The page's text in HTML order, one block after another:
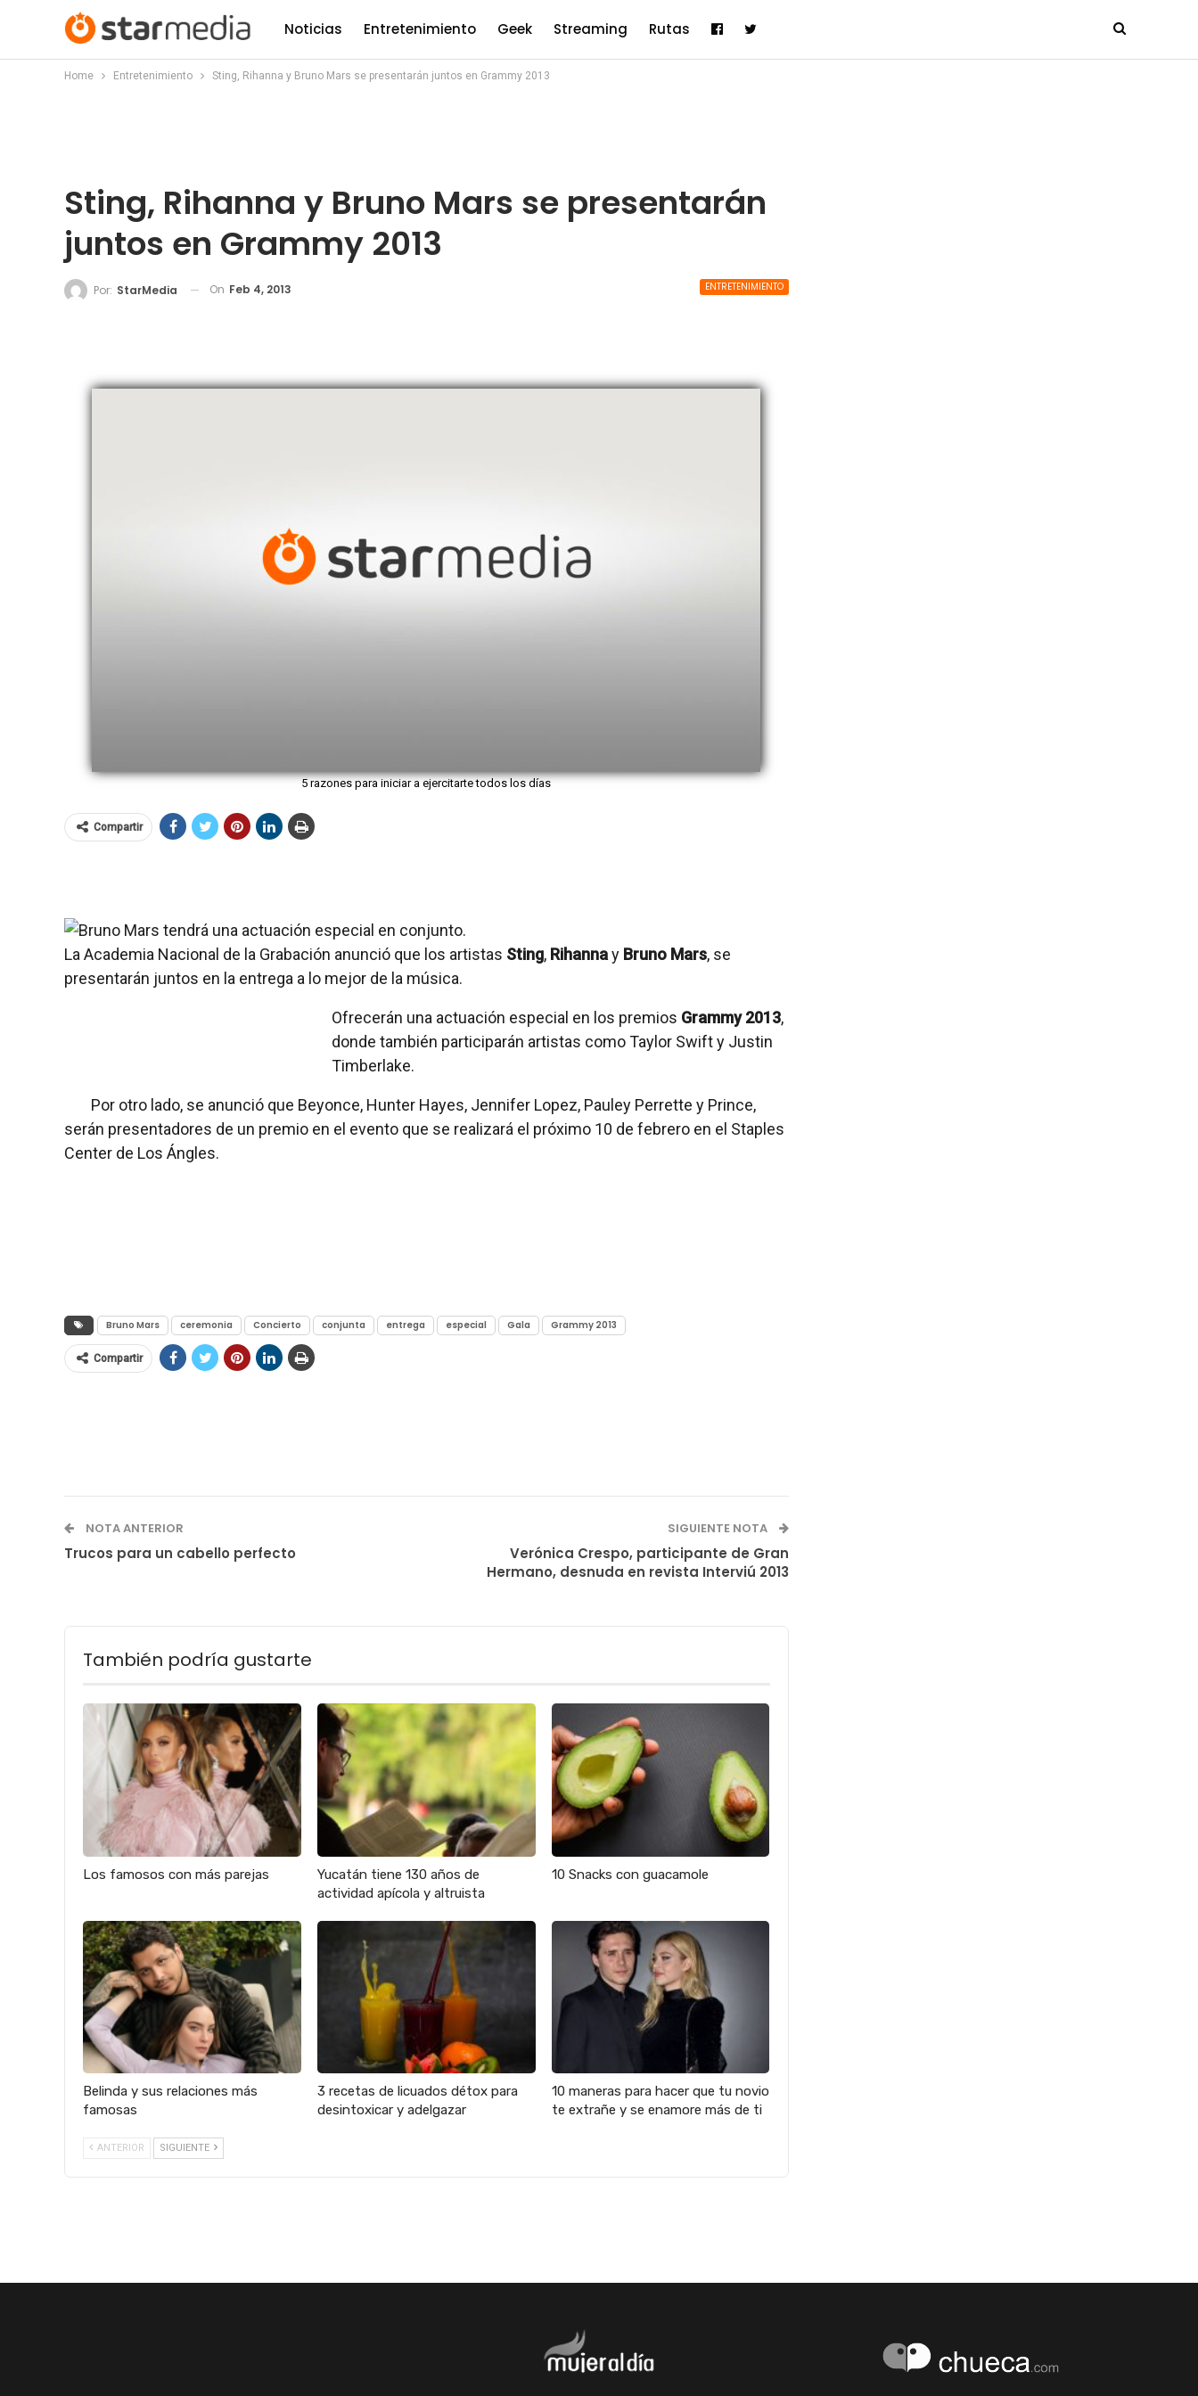
Noticias Entretenimiento Geek Streaming Rutas
Home Entretenimiento Sting, Rihanna y Bruno Mars se presentarán juntos en Grammy 2013
Sting, Rihanna y Bruno Mars se presentarán
juntos en Grammy 2013
ENTRETENIMIENTO
Por: StarMedia On Feb 4, 2013
5 razones para iniciar a ejercitarte todos los días
Compartir
La Academia Nacional de la Grabación anunció que los artistas Sting, Rihannay Bruno Mars, se
presentarán juntos en la entrega a lo mejor de la música.
Ofrecerán una actuación especial en los premios Grammy 2013,
donde también participarán artistas como Taylor Swift y Justin
Timberlake.
Por otro lado, se anunció que Beyonce, Hunter Hayes, Jennifer Lopez, Pauley Perrette y Prince,
serán presentadores de un premio en el evento que se realizará el próximo 10 de febrero en el Staples
Center de Los Ángles.
Bruno Mars ceremonia Concierto conjunta entrega especial Gala Grammy 2013
Compartir
NOTA ANTERIOR
Trucos para un cabello perfecto
SIGUIENTE NOTA
Verónica Crespo, participante de Gran
Hermano, desnuda en revista Interviú 2013
También podría gustarte
Los famosos con más parejas
Yucatán tiene 130 años de
actividad apícola y altruista
10 Snacks con guacamole
Belinda y sus relaciones más
famosas
3 recetas de licuados détox para
desintoxicar y adelgazar
10 maneras para hacer que tu novio
te extrañe y se enamore más de ti
ANTERIOR SIGUIENTE